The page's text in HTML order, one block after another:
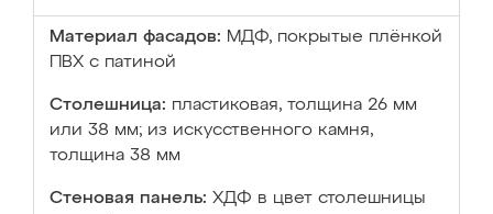
Материал фасадов: МДФ, покрытые плёнкой
ПВХ с патиной
Столешница: пластиковая, толщина 26 мм
или 38 мм; из искусственного камня,
толщина 38 мм
Стеновая панель: ХДФ в цвет столешницы